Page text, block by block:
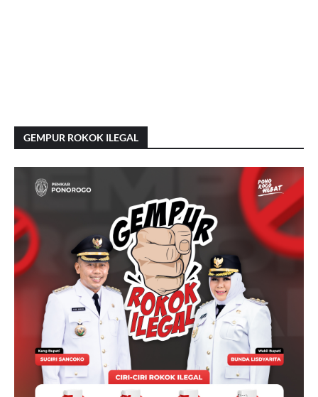
GEMPUR ROKOK ILEGAL